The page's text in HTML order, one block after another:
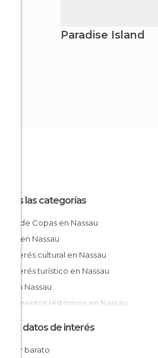
Paradise Island
Todas las categorías
Bares de Copas en Nassau
Calles en Nassau
De interés cultural en Nassau
De interés turístico en Nassau
Islas en Nassau
Monumentos Históricos en Nassau
Otros datos de interés
Dormir barato